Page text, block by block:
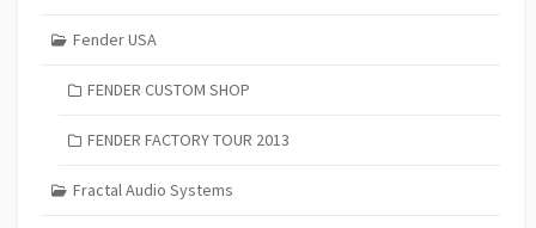
Fender USA
FENDER CUSTOM SHOP
FENDER FACTORY TOUR 2013
Fractal Audio Systems